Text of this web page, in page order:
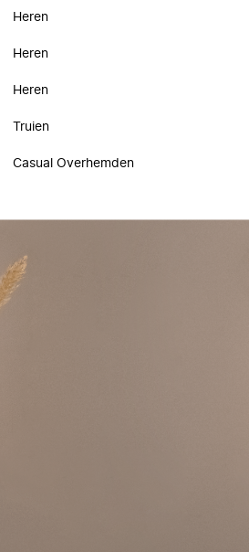
Heren
Heren
Heren
Truien
Casual Overhemden